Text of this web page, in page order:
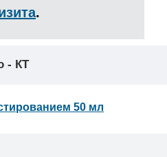
.
- КТ
50 мл